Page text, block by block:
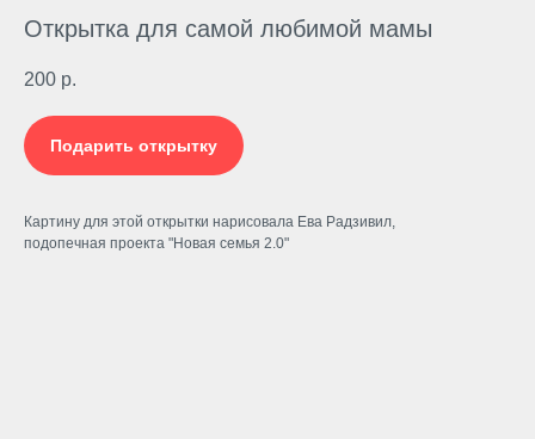
Открытка для самой любимой мамы
200 р.
Подарить открытку
Картину для этой открытки нарисовала Ева Радзивил,
подопечная проекта "Новая семья 2.0"